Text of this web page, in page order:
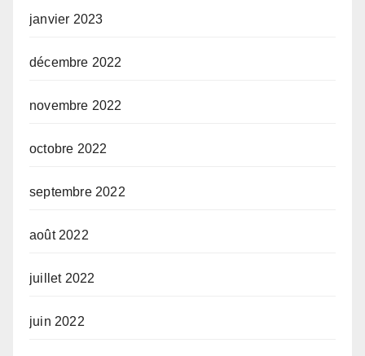
janvier 2023
décembre 2022
novembre 2022
octobre 2022
septembre 2022
août 2022
juillet 2022
juin 2022